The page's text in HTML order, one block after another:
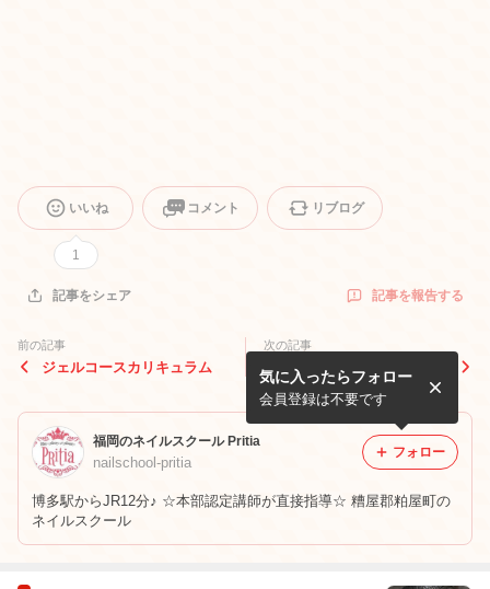
いいね
1
コメント リブログ
記事をシェア 記事を報告する
前の記事
ジェルコースカリキュラム
次の記事
ネイルスクールPritiaの考え
福岡のネイルスクール Pritia
nailschool-pritia
博多駅からJR12分♪ ☆本部認定講師が直接指導☆ 糟屋郡粕屋町の
ネイルスクール
気に入ったらフォロー
会員登録は不要です
フォロー